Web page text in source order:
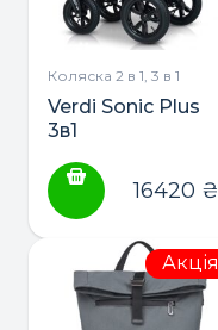
Коляска 2 в 1, 3 в 1
Verdi Sonic Plus
3в1
16420 ₴
Акція